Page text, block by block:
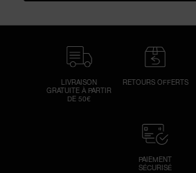
LIVRAISON
GRATUITE À PARTIR
DE 50€
RETOURS OFFERTS
PAIEMENT
SÉCURISÉ